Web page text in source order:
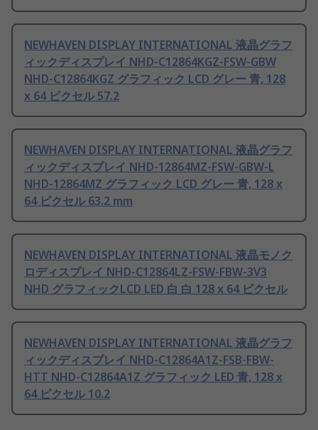
NEWHAVEN DISPLAY INTERNATIONAL 液晶グラフ
ィックディスプレイ NHD-C12864KGZ-FSW-GBW
NHD-C12864KGZ グラフィック LCD グレー 青, 128
x 64 ピクセル 57.2
NEWHAVEN DISPLAY INTERNATIONAL 液晶グラフ
ィックディスプレイ NHD-12864MZ-FSW-GBW-L
NHD-12864MZ グラフィック LCD グレー 青, 128 x
64 ピクセル 63.2 mm
NEWHAVEN DISPLAY INTERNATIONAL 液晶モノク
ロディスプレイ NHD-C12864LZ-FSW-FBW-3V3
NHD グラフィックLCD LED 白 白 128 x 64 ピクセル
NEWHAVEN DISPLAY INTERNATIONAL 液晶グラフ
ィックディスプレイ NHD-C12864A1Z-FSB-FBW-
HTT NHD-C12864A1Z グラフィック LED 青, 128 x
64 ピクセル 10.2